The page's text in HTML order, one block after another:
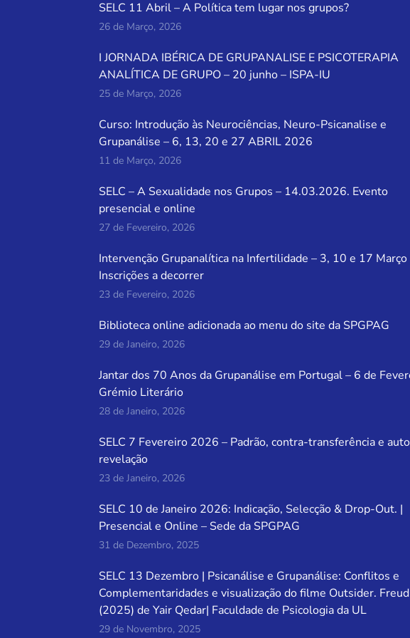
SELC 11 Abril – A Política tem lugar nos grupos?
26 de Março, 2026
I JORNADA IBÉRICA DE GRUPANALISE E PSICOTERAPIA
ANALÍTICA DE GRUPO – 20 junho – ISPA-IU
25 de Março, 2026
Curso: Introdução às Neurociências, Neuro-Psicanalise e
Grupanálise – 6, 13, 20 e 27 ABRIL 2026
11 de Março, 2026
SELC – A Sexualidade nos Grupos – 14.03.2026. Evento
presencial e online
27 de Fevereiro, 2026
Intervenção Grupanalítica na Infertilidade – 3, 10 e 17 Março
Inscrições a decorrer
23 de Fevereiro, 2026
Biblioteca online adicionada ao menu do site da SPGPAG
29 de Janeiro, 2026
Jantar dos 70 Anos da Grupanálise em Portugal – 6 de
Grémio Literário
28 de Janeiro, 2026
SELC 7 Fevereiro 2026 – Padrão, contra-transferência e
revelação
23 de Janeiro, 2026
SELC 10 de Janeiro 2026: Indicação, Selecção & Drop-Out. |
Presencial e Online – Sede da SPGPAG
31 de Dezembro, 2025
SELC 13 Dezembro | Psicanálise e Grupanálise: Conflitos e
Complementaridades e visualização do filme Outsider. Freud
(2025) de Yair Qedar| Faculdade de Psicologia da UL
29 de Novembro, 2025